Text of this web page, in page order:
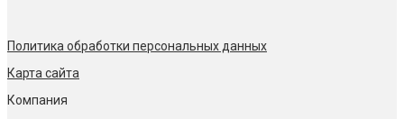
Политика обработки персональных данных
Карта сайта
Компания